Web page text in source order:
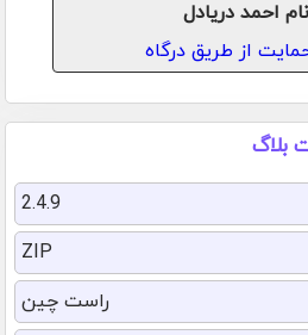
احمد دریادل
از طریق درگاه
بلاگ
2.4.9
ZIP
راست چین